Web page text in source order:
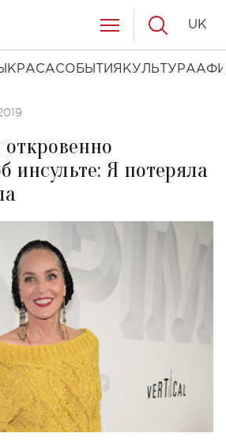
КРАСАСОБЫТИЯ КУЛЬТУРА
UK
инсульте: Я потеряла